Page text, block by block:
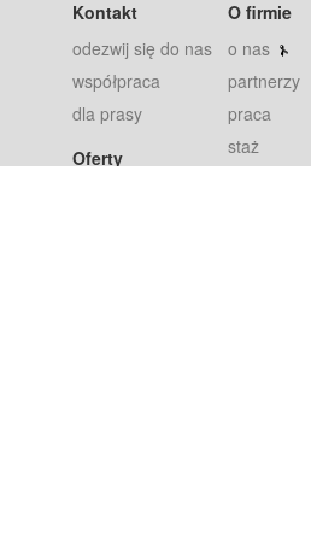
Kontakt
odezwij się do nas
współpraca
dla prasy
Oferty
O firmie
o nas
partnerzy
praca
staż